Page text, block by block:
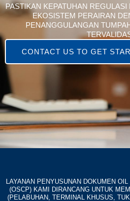
PASTIKAN KEPATUHAN
EKOSISTEM PERAIRAN
PENANGGULANGAN
CONTACT US TO GET
LAYANAN PENYUSUNAN DOKUMEN
(OSCP) KAMI DIRANCANG UNTUK
(PELABUHAN, TERMINAL KHUSUS,